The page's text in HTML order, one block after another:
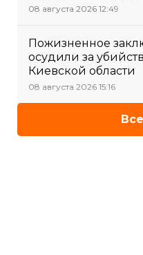
08 августа 2026 12:49
Пожизненное
осудили за
Киевской области
08 августа 2026 15:16